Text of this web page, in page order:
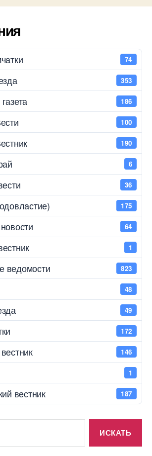
74
353
186
100
190
6
36
175
64
1
ведомости 823
48
49
172
146
1
вестник 187